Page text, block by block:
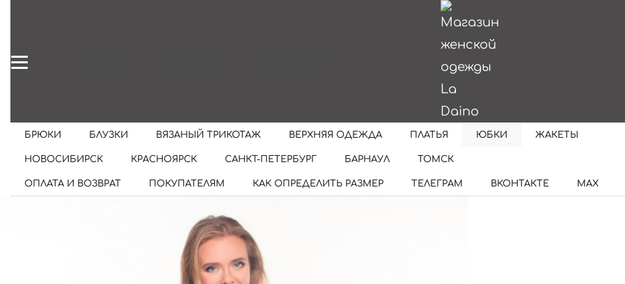
БРЮКИ БЛУЗКИ ВЯЗАНЫЙ ТРИКОТАЖ ВЕРХНЯЯ ОДЕЖДА ПЛАТЬЯ ЮБКИ ЖАКЕТЫ
НОВОСИБИРСК КРАСНОЯРСК САНКТ-ПЕТЕРБУРГ БАРНАУЛ ТОМСК
ОПЛАТА И ВОЗВРАТ ПОКУПАТЕЛЯМ КАК ОПРЕДЕЛИТЬ РАЗМЕР ТЕЛЕГРАМ ВКОНТАКТЕ MAX